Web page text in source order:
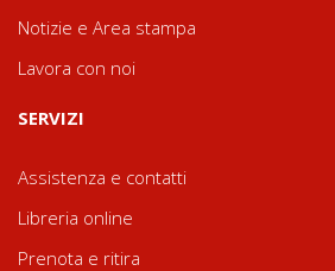
Notizie e Area stampa
Lavora con noi
SERVIZI
Assistenza e contatti
Libreria online
Prenota e ritira